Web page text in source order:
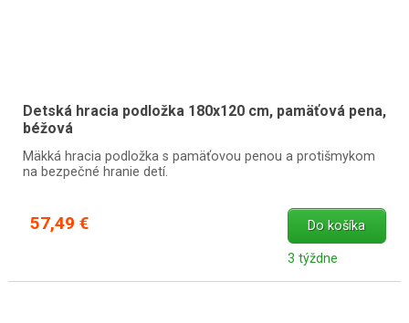
Detská hracia podložka 180x120 cm, pamäťová pena,
béžová
Mäkká hracia podložka s pamäťovou penou a protišmykom
na bezpečné hranie detí.
57,49 € Do košíka
3 týždne